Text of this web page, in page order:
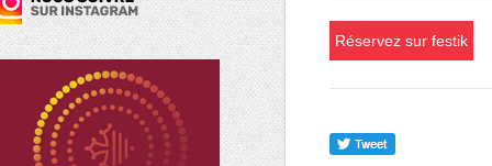
Réservez sur festik